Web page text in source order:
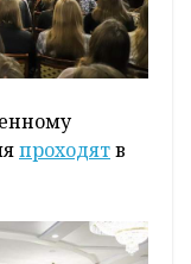
проходятв